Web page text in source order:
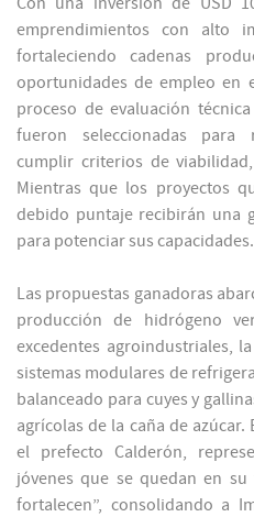
emprendimientos con alto
fortaleciendo cadenas
oportunidades de empleo en
proceso de evaluación
fueron seleccionadas para
cumplir criterios de
Mientras que los proyectos
debido puntaje recibirán una
para potenciar sus capacidades.
Las propuestas ganadoras
producción de hidrógeno
excedentes agroindustriales,
sistemas modulares de
balanceado para cuyes y
agrícolas de la caña de
el prefecto Calderón,
jóvenes que se quedan en
fortalecen”, consolidando a